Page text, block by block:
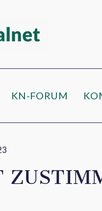
KN-FORUM